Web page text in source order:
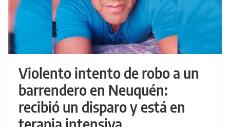
Violento intento de robo a un
barrendero en Neuquén:
recibió un disparo y está en